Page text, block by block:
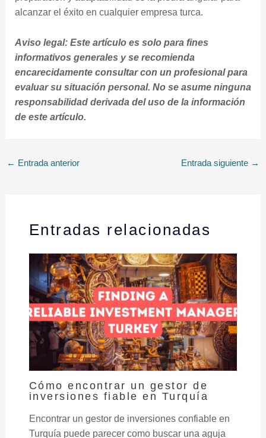
alcanzar el éxito en cualquier empresa turca.
Aviso legal: Este artículo es solo para fines
informativos generales y se recomienda
encarecidamente consultar con un profesional para
evaluar su situación personal. No se asume ninguna
responsabilidad derivada del uso de la información
de este artículo.
← Entrada anterior Entrada siguiente →
Entradas relacionadas
Cómo encontrar un gestor de
inversiones fiable en Turquía
Encontrar un gestor de inversiones confiable en
Turquía puede parecer como buscar una aguja